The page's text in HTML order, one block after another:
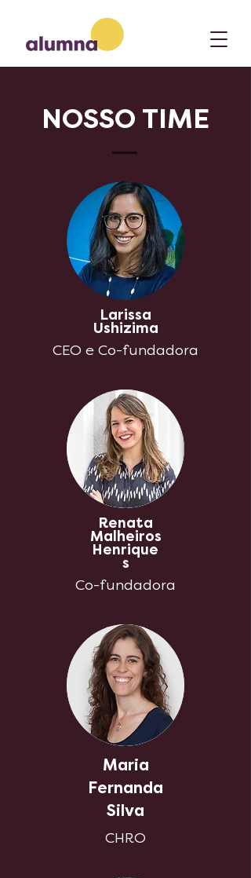
NOSSO TIME
Larissa
Ushizima
CEO e Co-fundadora
Renata
Malheiros
Henrique
s
Co-fundadora
Maria
Fernanda
Silva
CHRO